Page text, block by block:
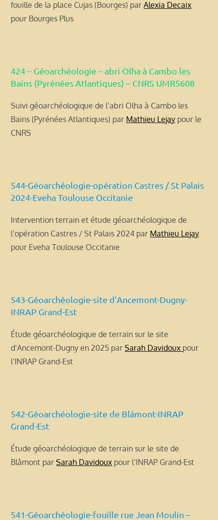
fouille de la place Cujas (Bourges) parAlexia Decaix
pour Bourges Plus
424 – Géoarchéologie – abri Olha à Cambo les
Bains (Pyrénées Atlantiques) – CNRS UMR5608
Suivi géoarchéologique de l’abri Olha à Cambo les
Bains (Pyrénées Atlantiques) par Mathieu Lejay pour le
CNRS
544-Géoarchéologie-opération Castres / St Palais
2024-Eveha Toulouse Occitanie
Intervention terrain et étude géoarchéologique de
l’opération Castres / St Palais 2024 par Mathieu Lejay
pour Eveha Toulouse Occitanie
543-Géoarchéologie-site d’Ancemont-Dugny-
INRAP Grand-Est
Étude géoarchéologique de terrain sur le site
d’Ancemont-Dugny en 2025 parSarah Davidoux pour
l’INRAP Grand-Est
542-Géoarchéologie-site de Blâmont-INRAP
Grand-Est
Étude géoarchéologique de terrain sur le site de
Blâmont parSarah Davidoux pour l’INRAP Grand-Est
541-Géoarchéologie-fouille rue Jean Moulin –